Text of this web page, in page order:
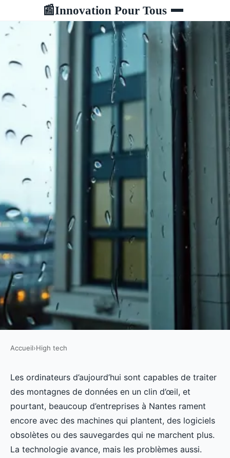
📰Innovation Pour Tous
HIGH TECH
Solutions informatiques à
Nantes : des services de
maintenance réussis
Bona•03/07/2026 12:01•13 min de lecture
Accueil›High tech
Les ordinateurs d’aujourd’hui sont capables de traiter
des montagnes de données en un clin d’œil, et
pourtant, beaucoup d’entreprises à Nantes rament
encore avec des machines qui plantent, des logiciels
obsolètes ou des sauvegardes qui ne marchent plus.
La technologie avance, mais les problèmes aussi.